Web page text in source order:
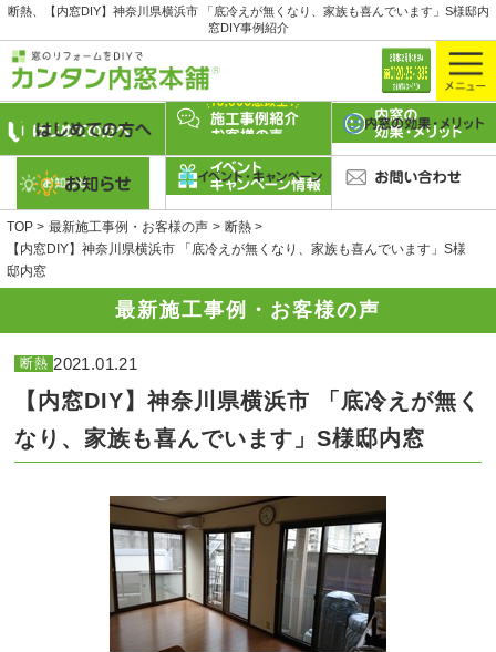
断熱、【内窓DIY】神奈川県横浜市 「底冷えが無くなり、家族も喜んでいます」S様邸内
窓DIY事例紹介
最新施工事例・お客様の声
TOP 最新施工事例・お客様の声
断熱
【内窓DIY】神奈川県横浜市 「底冷えが無くなり、家族も喜んでいます」S様
邸内窓
断熱 2021.01.21
【内窓DIY】神奈川県横浜市 「底冷えが無く
なり、家族も喜んでいます」S様邸内窓